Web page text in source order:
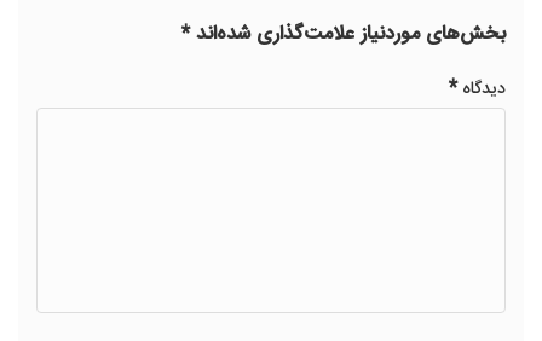
بخش‌های موردنیاز علامت‌گذاری شده‌اند*
دیدگاه*